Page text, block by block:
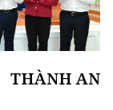
THÀNH AN